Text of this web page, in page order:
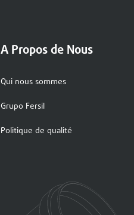
A Propos de Nous
Qui nous sommes
Grupo Fersil
Politique de qualité